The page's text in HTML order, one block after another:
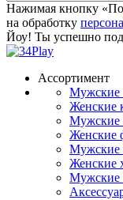
Нажимая кнопку
на обработку
Йоу! Ты успешно
Ассортимент
Мужские
Женские
Мужские
Женские
Мужские
Женские
Мужские